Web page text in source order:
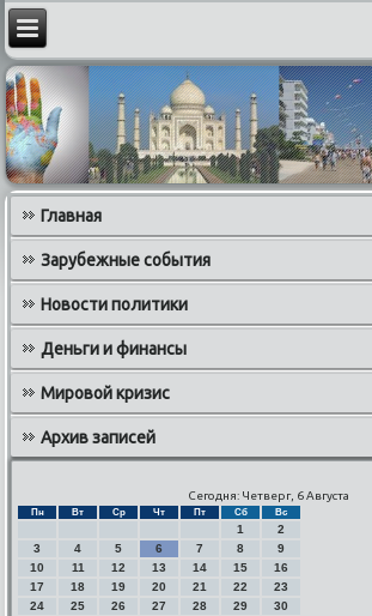
Главная
Зарубежные события
Новости политики
Деньги и финансы
Мировой кризис
Архив записей
Сегодня: Четверг, 6 Августа
Пн Вт Ср Чт Пт Сб Вс
1
2
3
4 5 6 7 8
9
10
11 12 13 14 15
16
17
18 19 20 21 22
23
24
25 26 27 28 29
30